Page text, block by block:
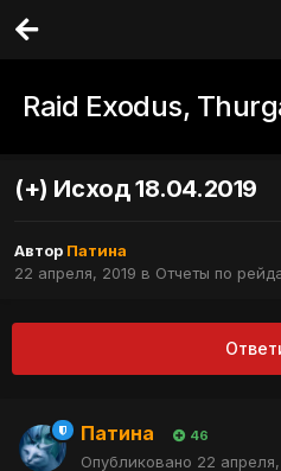
Raid Exodus,
(+) Исход 18.04.2019
Автор Патина
22 апреля, 2019 в Отчеты по
Патина 46
Опубликовано 22